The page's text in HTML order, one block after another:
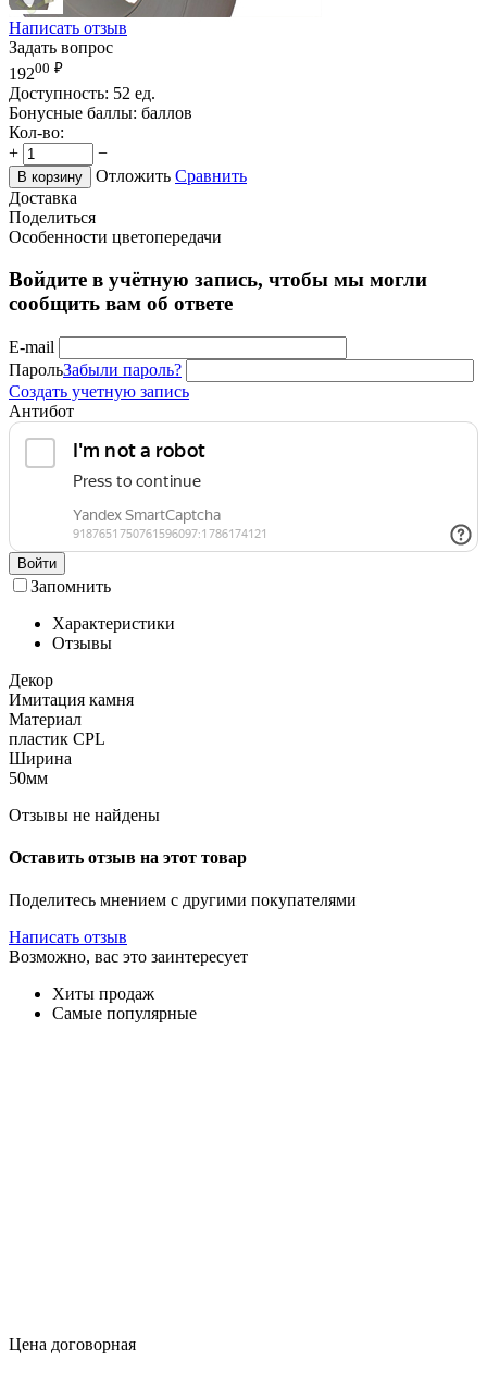
Написать отзыв
Задать вопрос
19200 ₽
Доступность: 52 ед.
Бонусные баллы: баллов
Кол-во:
+
−
В корзину Отложить Сравнить
Доставка
Поделиться
Особенности цветопередачи
Войдите в учётную запись, чтобы мы могли
сообщить вам об ответе
E-mail
ПарольЗабыли пароль?
Создать учетную запись
Антибот
Войти
Запомнить
Характеристики
Отзывы
Декор
Имитация камня
Материал
пластик CPL
Ширина
50мм
Отзывы не найдены
Оставить отзыв на этот товар
Поделитесь мнением с другими покупателями
Написать отзыв
Возможно, вас это заинтересует
Хиты продаж
Самые популярные
Цена договорная